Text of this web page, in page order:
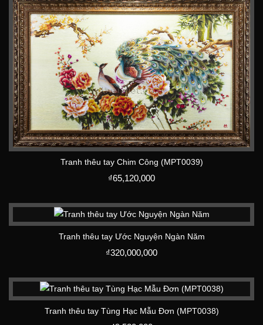
Tranh thêu tay Chim Công (MPT0039)
₫65,120,000
Tranh thêu tay Ước Nguyện Ngàn Năm
₫320,000,000
Tranh thêu tay Tùng Hạc Mẫu Đơn (MPT0038)